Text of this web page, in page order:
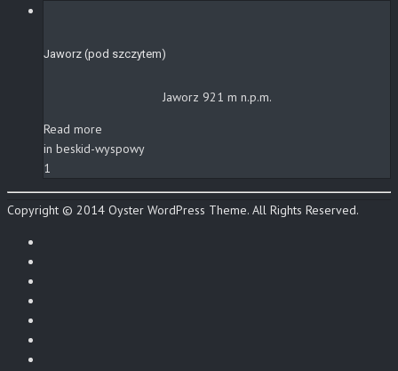
Jaworz (pod szczytem)
Jaworz 921 m n.p.m.
Read more
in beskid-wyspowy
1
Copyright © 2014 Oyster WordPress Theme. All Rights Reserved.